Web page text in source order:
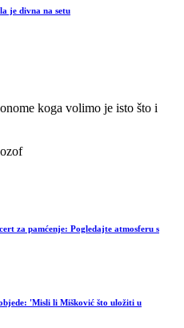
je divna na setu
koga volimo je isto što i
za pamćenje: Pogledajte atmosferu s
'Misli li Mišković što uložiti u